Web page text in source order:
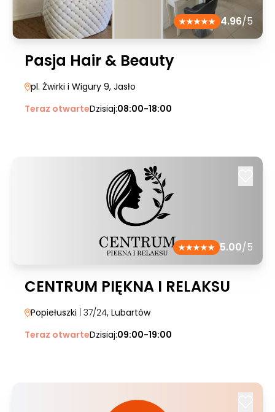
4.96/5
Pasja Hair & Beauty
pl. Żwirki i Wigury 9, Jasło
Teraz otwarteDzisiaj:08:00-18:00
5.00/5
CENTRUM PIĘKNA I RELAKSU
Popiełuszki | 37/24, Lubartów
Teraz otwarteDzisiaj:09:00-19:00